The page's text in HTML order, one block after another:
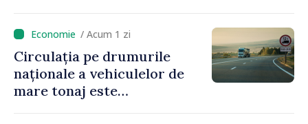
/ Acum 1 zi
Circulația pe drumurile
naționale a vehiculelor de
mare tonaj este